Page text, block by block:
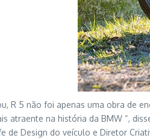
R 5 não foi apenas uma obra de
atraente na história da BMW “,
de Design do veículo e Diretor